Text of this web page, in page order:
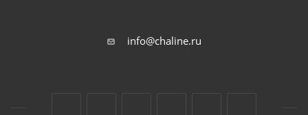
info@chaline.ru